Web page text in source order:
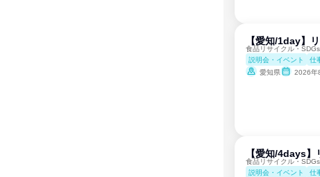
【愛知/1day】
食品リサイクル・
説明会・イベント
仕
愛知県
2026年
【愛知/4days
食品リサイクル・
説明会・イベント
仕